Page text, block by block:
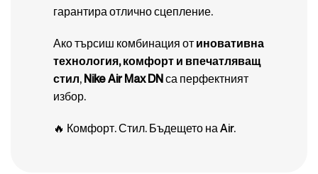
гарантира отлично сцепление.
Ако търсиш комбинация от иновативна
технология, комфорт и впечатляващ
стил, Nike Air Max DNса перфектният
избор.
🔥 Комфорт. Стил. Бъдещето на Air.